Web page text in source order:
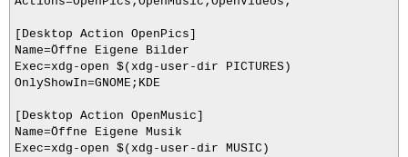
[Desktop Action OpenPics]
Name=Öffne Eigene Bilder
Exec=xdg-open $(xdg-user-dir PICTURES)
OnlyShowIn=GNOME;KDE
[Desktop Action OpenMusic]
Name=Öffne Eigene Musik
Exec=xdg-open $(xdg-user-dir MUSIC)